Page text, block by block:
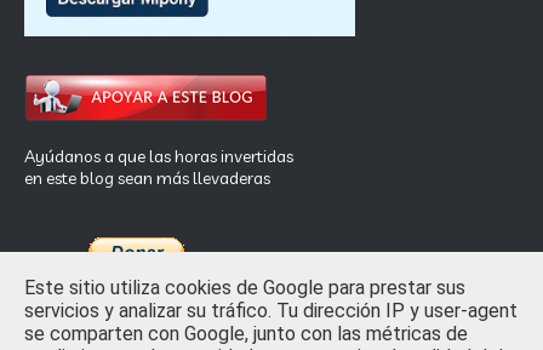
Ayúdanos a que las horas invertidas
en este blog sean más llevaderas
Este sitio utiliza cookies de Google para prestar sus
servicios y analizar su tráfico. Tu dirección IP y user-agent
se comparten con Google, junto con las métricas de